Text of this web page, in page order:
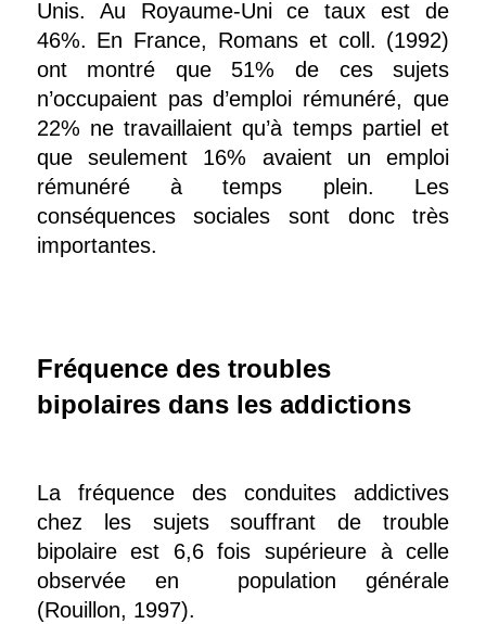
Unis. Au Royaume-Uni ce taux est de
46%. En France, Romans et coll. (1992)
ont montré que 51% de ces sujets
n’occupaient pas d’emploi rémunéré, que
22% ne travaillaient qu’à temps partiel et
que seulement 16% avaient un emploi
rémunéré à temps plein. Les
conséquences sociales sont donc très
importantes.
Fréquence des troubles
bipolaires dans les addictions
La fréquence des conduites addictives
chez les sujets souffrant de trouble
bipolaire est 6,6 fois supérieure à celle
observée en population générale
(Rouillon, 1997).